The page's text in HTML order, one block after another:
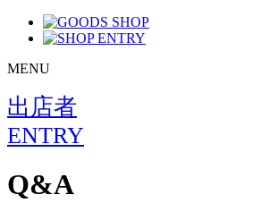
MENU
出店者
ENTRY
Q&A